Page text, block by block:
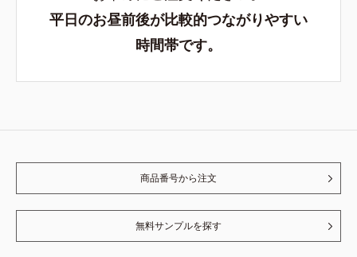
平日のお昼前後が比較的つながりやすい
時間帯です。
商品番号から注文
無料サンプルを探す